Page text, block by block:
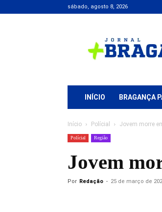
sábado, agosto 8, 2026
+
Bragança
INÍCIO BRAGANÇA
Início Polícial Jovem morre
Polícial Região
Jovem
Por Redação - 25 de março de